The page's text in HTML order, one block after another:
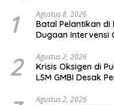
1 Agustus 8, 2026
Batal Pelantikan di
Dugaan Intervensi
2 Agustus 2, 2026
Krisis Oksigen di
LSM GMBI Desak
Agustus 2, 2026